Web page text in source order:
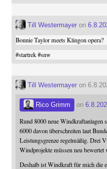
Till Westermayeron
Bonnie Taylor meets Klingon opera?
#startrek #snw
Till Westermayeron
Rico Grimm on
Rund 8000 neue Windkraftanlagen
6000 davon überschreiten laut
Leistungsgrenze regelmäßig. Drei
Windprojekte müssen neu bewertet
Deshalb ist Windkraft für mich die